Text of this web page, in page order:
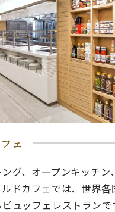
ェ
グ、オープンキッチン
ドカフェでは、世界各
ュッフェレストランで